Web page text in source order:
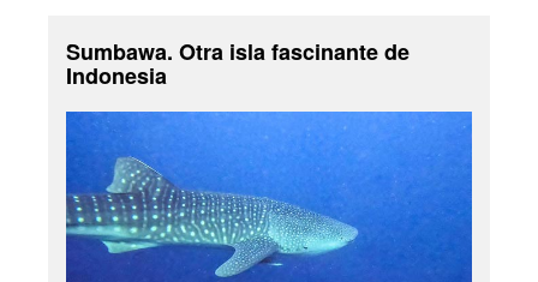
Sumbawa. Otra isla fascinante de
Indonesia